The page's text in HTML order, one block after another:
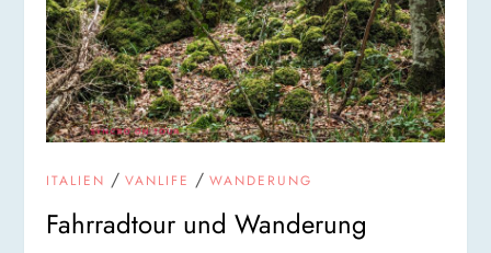
ITALIEN /VANLIFE /WANDERUNG
Fahrradtour und Wanderung